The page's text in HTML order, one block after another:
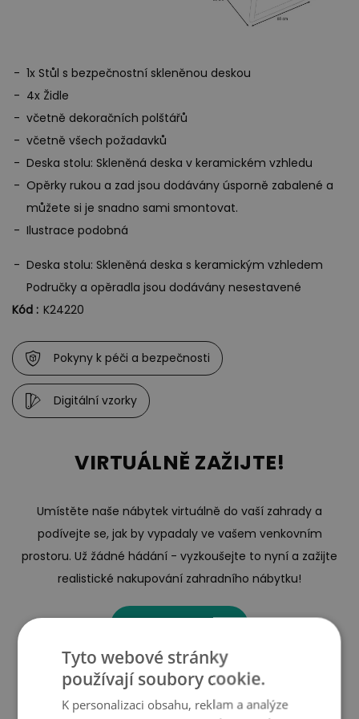
investice do trvalých okamžiků a stylového pohostinství. Perfektní
pro všechny, kteří si pro sebe a své hosty přejí ten nejlepší
1x Stůl s bezpečnostní skleněnou deskou
4x Židle
včetně dekoračních polštářů
včetně všech požadavků
Deska stolu: Skleněná deska v keramickém vzhledu
Opěrky rukou a zad jsou dodávány úsporně zabalené a
můžete si je snadno sami smontovat.
Ilustrace podobná
Deska stolu: Skleněná deska s keramickým vzhledem
Područky a opěradla jsou dodávány nesestavené
Kód : K24220
Pokyny k péči a bezpečnosti
Digitální vzorky
VIRTUÁLNĚ ZAŽIJTE!
Umístěte naše nábytek virtuálně do vaší zahrady a
podívejte se, jak by vypadaly ve vašem venkovním
prostoru. Už žádné hádání - vyzkoušejte to nyní a zažijte
realistické nakupování zahradního nábytku!
Tyto webové stránky
používají soubory cookie.
K personalizaci obsahu, reklam a analýze